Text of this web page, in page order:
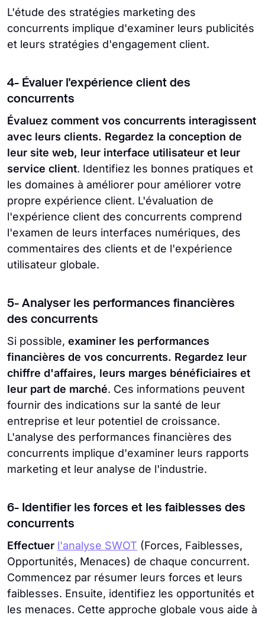
L'étude des stratégies marketing des
concurrents implique d'examiner leurs publicités
et leurs stratégies d'engagement client.
4- Évaluer l'expérience client des
concurrents
Évaluez comment vos concurrents interagissent
avec leurs clients. Regardez la conception de
leur site web, leur interface utilisateur et leur
service client. Identifiez les bonnes pratiques et
les domaines à améliorer pour améliorer votre
propre expérience client. L'évaluation de
l'expérience client des concurrents comprend
l'examen de leurs interfaces numériques, des
commentaires des clients et de l'expérience
utilisateur globale.
5- Analyser les performances financières
des concurrents
Si possible, examiner les performances
financières de vos concurrents. Regardez leur
chiffre d'affaires, leurs marges bénéficiaires et
leur part de marché. Ces informations peuvent
fournir des indications sur la santé de leur
entreprise et leur potentiel de croissance.
L'analyse des performances financières des
concurrents implique d'examiner leurs rapports
marketing et leur analyse de l'industrie.
6- Identifier les forces et les faiblesses des
concurrents
Effectuer l'analyse SWOT (Forces, Faiblesses,
Opportunités, Menaces) de chaque concurrent.
Commencez par résumer leurs forces et leurs
faiblesses. Ensuite, identifiez les opportunités et
les menaces. Cette approche globale vous aide à